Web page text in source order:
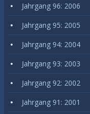
Jahrgang 96: 2006
Jahrgang 95: 2005
Jahrgang 94: 2004
Jahrgang 93: 2003
Jahrgang 92: 2002
Jahrgang 91: 2001